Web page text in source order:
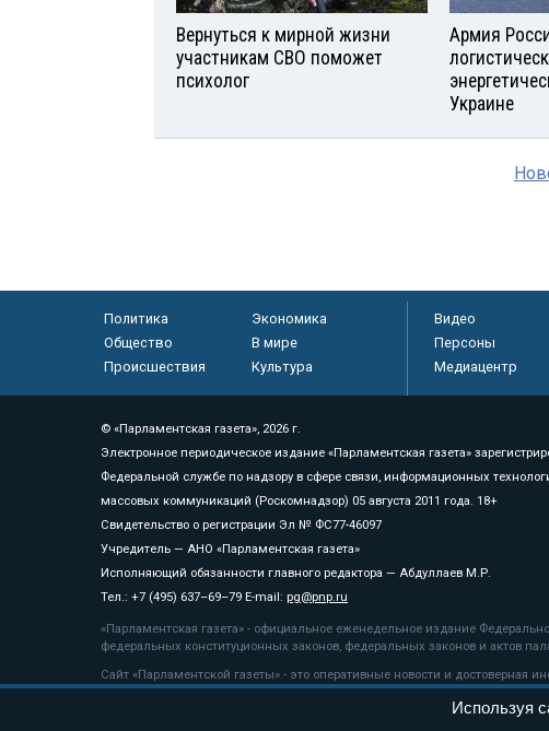
Вернуться к мирной жизни
участникам СВО поможет
психолог
Армия
Украине
Политика
Экономика
Общество
В мире
Происшествия
Культура
Видео
Персоны
Медиацентр
© «Парламентская газета», 2026 г.
Электронное периодическое издание «Парламентская газета»
Федеральной службе по надзору в сфере связи, информационных
массовых коммуникаций (Роскомнадзор) 05 августа 2011 года. 18+
Свидетельство о регистрации Эл № ФС77-46097
Учредитель — АНО «Парламентская газета»
Исполняющий обязанности главного редактора — Абдуллаев М.Р.
Тел.: +7 (495) 637–69–79 E-mail: pg@pnp.ru
«Парламентская газета» - официальное еженедельное издание
федеральных конституционных законов, федеральных законов и актов
Сайт «Парламентской газеты» - это оперативные новости и достоверная
«Парламентской газеты» активная ссылка на pnp.ru обязательна.
рекомендательные технологии
Используя